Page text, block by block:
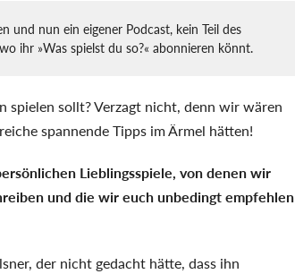
und nun ein eigener Podcast, kein Teil des
ihr »Was spielst du so?« abonnieren könnt.
spielen sollt? Verzagt nicht, denn wir wären
spannende Tipps im Ärmel hätten!
Lieblingsspiele, von denen wir
und die wir euch unbedingt empfehlen
der nicht gedacht hätte, dass ihn